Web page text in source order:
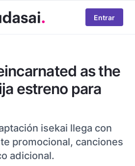
Entrar
as the
estreno para
isekai llega con
promocional, canciones
adicional.